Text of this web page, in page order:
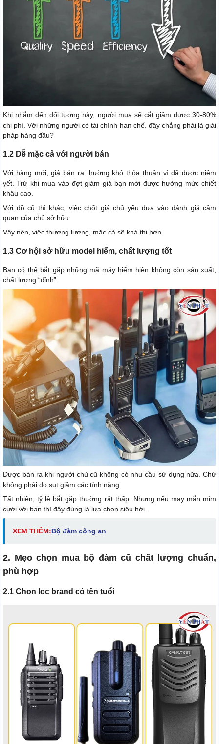
Khi nhắm đến đối tượng này, người mua sẽ cắt giảm được 30-80%
chi phí. Với những người có tài chính hạn chế, đây chẳng phải là giải
pháp hàng đầu?
1.2 Dễ mặc cả với người bán
Với hàng mới, giá bán ra thường khó thỏa thuận vì đã được niêm
yết. Trừ khi mua vào đợt giảm giá bạn mới được hưởng mức chiết
khấu cao.
Với đồ cũ thì khác, việc chốt giá chủ yếu dựa vào đánh giá cảm
quan của chủ sở hữu.
Vậy nên, việc thương lượng, mặc cả sẽ khả thi hơn.
1.3 Cơ hội sở hữu model hiếm, chất lượng tốt
Bạn có thể bắt gặp những mã máy hiếm hiện không còn sản xuất,
chất lượng “đỉnh”.
Được bán ra khi người chủ cũ không có nhu cầu sử dụng nữa. Chứ
không phải do sụt giảm các tính năng.
Tất nhiên, tỷ lệ bắt gặp thường rất thấp. Nhưng nếu may mắn mỉm
cười với bạn thì đây đúng là lựa chọn siêu hời.
XEM THÊM:Bộ đàm công an
2. Mẹo chọn mua bộ đàm cũ chất lượng chuẩn,
phù hợp
2.1 Chọn lọc brand có tên tuổi